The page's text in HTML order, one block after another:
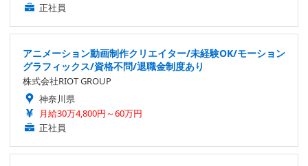
正社員
アニメーション動画制作クリエイター/未経験OK/モーション
グラフィックス/資格不問/退職金制度あり
株式会社RIOT GROUP
神奈川県
月給30万4,800円～60万円
正社員